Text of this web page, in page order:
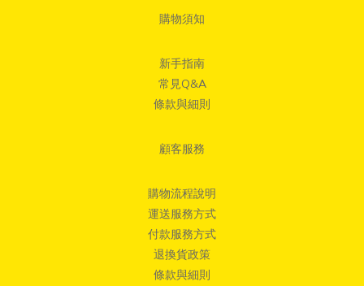
購物須知
新手指南
常見Q&A
條款與細則
顧客服務
購物流程說明
運送服務方式
付款服務方式
退換貨政策
條款與細則